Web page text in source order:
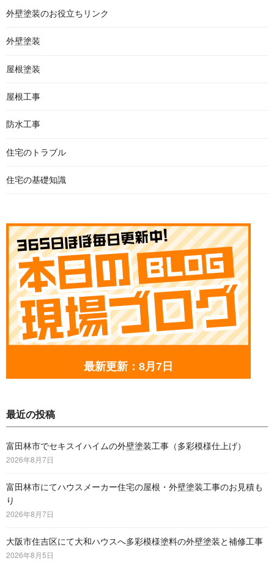
外壁塗装のお役立ちリンク
外壁塗装
屋根塗装
屋根工事
防水工事
住宅のトラブル
住宅の基礎知識
最新更新：8月7日
最近の投稿
富田林市でセキスイハイムの外壁塗装工事（多彩模様仕上げ）
2026年8月7日
富田林市にてハウスメーカー住宅の屋根・外壁塗装工事のお見積も
り
2026年8月7日
大阪市住吉区にて大和ハウスへ多彩模様塗料の外壁塗装と補修工事
2026年8月5日